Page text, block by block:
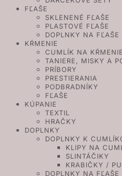
FĽAŠE
SKLENENÉ FĽAŠE
PLASTOVÉ FĽAŠE
DOPLNKY NA FĽAŠE
KŔMENIE
CUMLÍK NA KŔMENIE
TANIERE, MISKY A
PRÍBORY
PRESTIERANIA
PODBRADNÍKY
FĽAŠE
KÚPANIE
TEXTIL
HRAČKY
DOPLNKY
DOPLNKY K
KLIPY NA
SLINTÁČIKY
KRABIČKY /
DOPLNKY NA FĽAŠE